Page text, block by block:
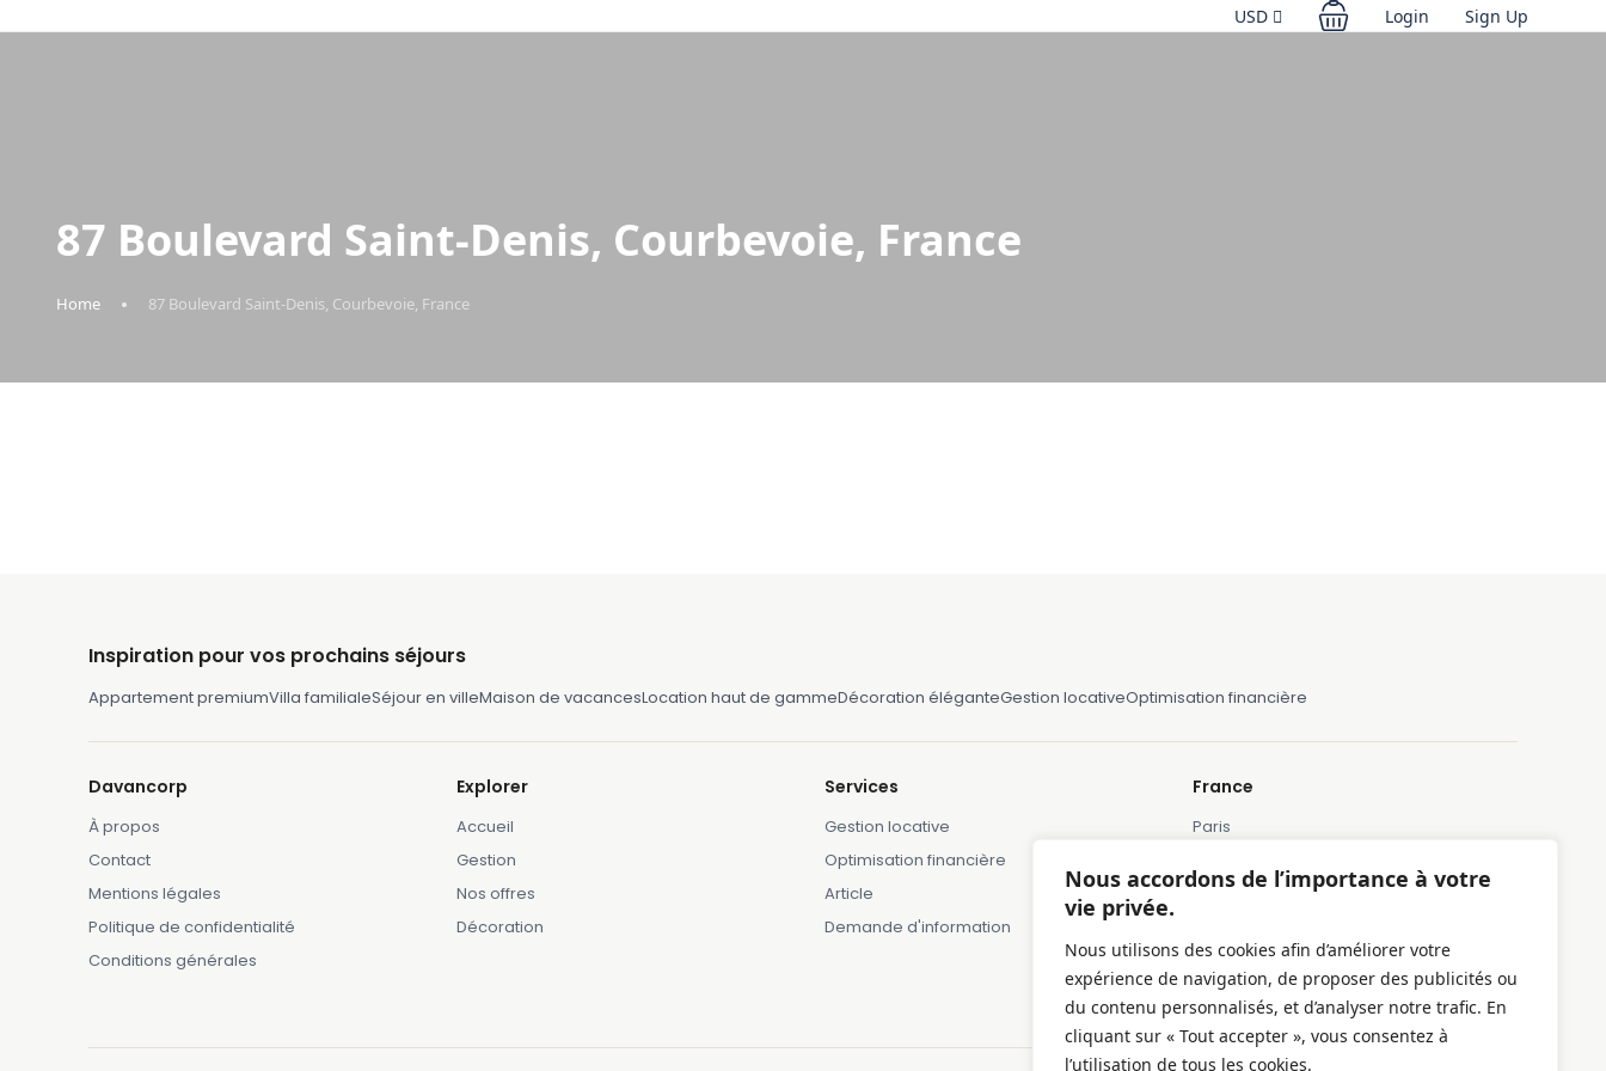
Nous accordons de l’importance à votre
vie privée.
Nous utilisons des cookies afin d’améliorer votre
expérience de navigation, de proposer des publicités ou
du contenu personnalisés, et d’analyser notre trafic. En
cliquant sur « Tout accepter », vous consentez à
l’utilisation de tous les cookies.
USD Login Sign Up
87 Boulevard Saint-Denis, Courbevoie, France
Home 87 Boulevard Saint-Denis, Courbevoie, France
Inspiration pour vos prochains séjours
Appartement premiumVilla familialeSéjour en villeMaison de vacancesLocation haut de gammeDécoration éléganteGestion locativeOptimisation financière
Davancorp
À propos
Contact
Mentions légales
Politique de confidentialité
Conditions générales
Explorer
Accueil
Gestion
Nos offres
Décoration
Services
Gestion locative
Optimisation financière
Article
Demande d'information
France
Paris
Lille
Bordeaux
Toulose